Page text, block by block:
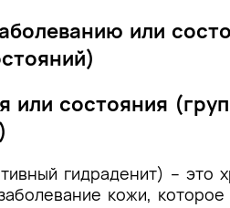
или
или состояния
гидраденит) – это
кожи, которое